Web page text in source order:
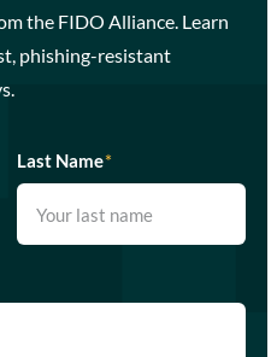
the FIDO Alliance. Learn
phishing-resistant
Last Name*